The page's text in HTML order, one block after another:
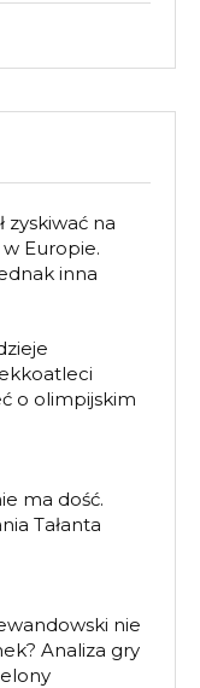
zyskiwać na
Europie.
inna
o olimpijskim
ma dość.
Tałanta
nie
Analiza gry